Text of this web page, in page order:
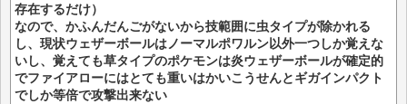
存在するだけ）
なので、かふんだんごがないから技範囲に虫タイプが除かれる
し、現状ウェザーボールはノーマルポワルン以外一つしか覚えな
いし、覚えても草タイプのポケモンは炎ウェザーボールが確定的
でファイアローにはとても重いはかいこうせんとギガインパクト
でしか等倍で攻撃出来ない